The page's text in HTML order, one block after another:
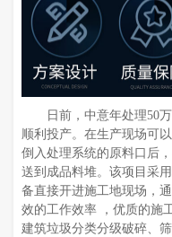
日前，中意年处理50
顺利投产。在生产现场可
倒入处理系统的原料口后
送到成品料堆。该项目采
备直接开进施工地现场，
效的工作效率 ，优质的施
建筑垃圾分类分级破碎、